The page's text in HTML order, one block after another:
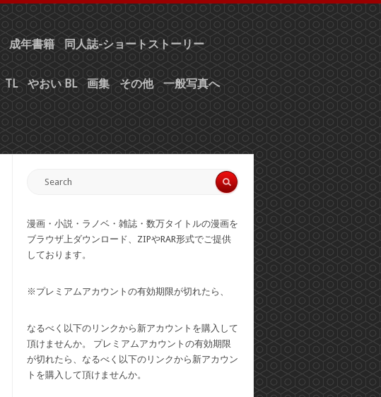
成年書籍 同人誌-ショートストーリー
TL やおい BL 画集 その他 一般写真へ
漫画・小説・ラノベ・雑誌・数万タイトルの漫画を
ブラウザ上ダウンロード、ZIPやRAR形式でご提供
しております。
※プレミアムアカウントの有効期限が切れたら、
なるべく以下のリンクから新アカウントを購入して
頂けませんか。 プレミアムアカウントの有効期限
が切れたら、なるべく以下のリンクから新アカウン
トを購入して頂けませんか。